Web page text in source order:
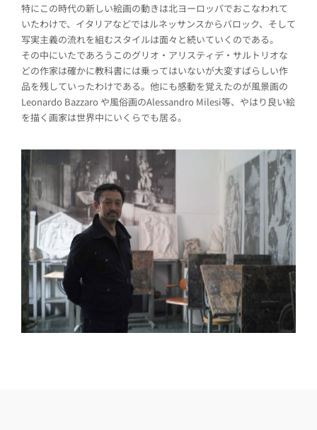
特にこの時代の新しい絵画の動きは北ヨーロッパでおこなわれて
いたわけで、イタリアなどではルネッサンスからバロック、そして
写実主義の流れを組むスタイルは面々と続いていくのである。
その中にいたであろうこのグリオ・アリスティデ・サルトリオな
どの作家は確かに教科書には乗ってはいないが大変すばらしい作
品を残していったわけである。他にも感動を覚えたのが風景画の
Leonardo Bazzaro や風俗画のAlessandro Milesi等、やはり良い絵
を描く画家は世界中にいくらでも居る。